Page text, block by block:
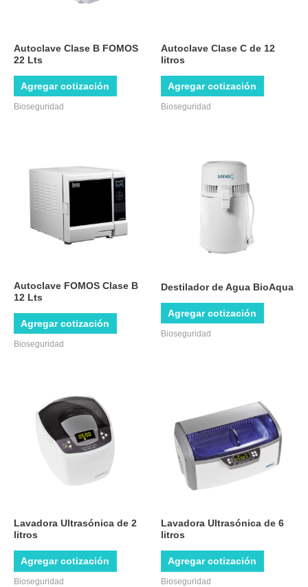
Autoclave Clase B FOMOS
22 Lts
Agregar cotización
Bioseguridad
Autoclave Clase C de 12
litros
Agregar cotización
Bioseguridad
Autoclave FOMOS Clase B
12 Lts
Agregar cotización
Bioseguridad
Destilador de Agua BioAqua
Agregar cotización
Bioseguridad
Lavadora Ultrasónica de 2
litros
Agregar cotización
Bioseguridad
Lavadora Ultrasónica de 6
litros
Agregar cotización
Bioseguridad